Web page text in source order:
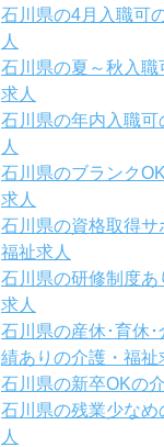
石川県の4月入職可
人
石川県の夏～秋入職
求人
石川県の年内入職
人
石川県のブランク
求人
石川県の資格取得サ
福祉求人
石川県の研修制度あ
求人
石川県の産休･育休
績ありの介護・福祉
石川県の新卒OKの
石川県の残業少な
人